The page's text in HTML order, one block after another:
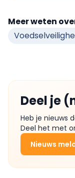
Meer weten
Deel je
Heb je nieuws
Deel het met
Nieuws